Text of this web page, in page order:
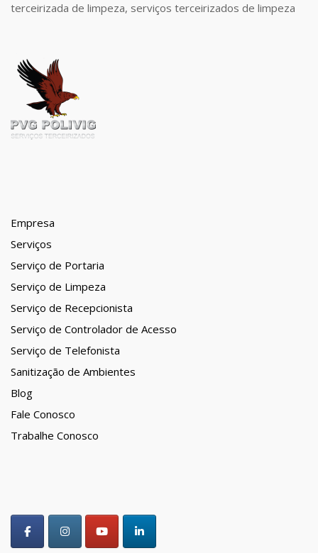
terceirizada de limpeza, serviços terceirizados de limpeza
Empresa
Serviços
Serviço de Portaria
Serviço de Limpeza
Serviço de Recepcionista
Serviço de Controlador de Acesso
Serviço de Telefonista
Sanitização de Ambientes
Blog
Fale Conosco
Trabalhe Conosco